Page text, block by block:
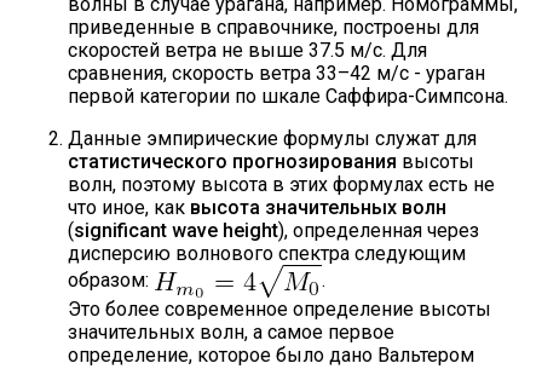
приведенные в справочнике, построены для
скоростей ветра не выше 37.5 м/с. Для
сравнения, скорость ветра 33–42 м/с - ураган
первой категории по шкале Саффира-Симпсона.
Данные эмпирические формулы служат для
статистического прогнозирования высоты
волн, поэтому высота в этих формулах есть не
что иное, как высота значительных волн
(significant wave height), определенная через
дисперсию волнового спектра следующим
образом:
.
Это более современное определение высоты
значительных волн, а самое первое
определение, которое было дано Вальтером